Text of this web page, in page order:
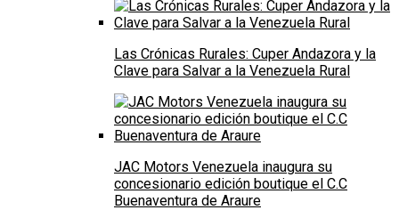
Las Crónicas Rurales: Cuper Andazora y la
Clave para Salvar a la Venezuela Rural
JAC Motors Venezuela inaugura su
concesionario edición boutique el C.C
Buenaventura de Araure